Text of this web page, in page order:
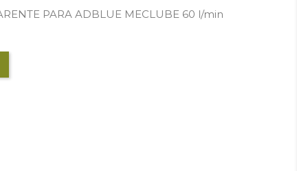
PARA ADBLUE MECLUBE 60 l/min